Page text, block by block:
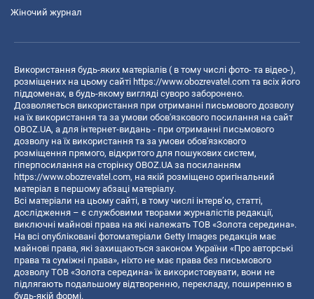
Жіночий журнал
Використання будь-яких матеріалів ( в тому числі фото- та відео-),
розміщених на цьому сайті https://www.obozrevatel.com та всіх його
піддоменах, в будь-якому вигляді суворо заборонено.
Дозволяється використання при отриманні письмового дозволу
на їх використання та за умови обов'язкового посилання на сайт
OBOZ.UA, а для інтернет-видань - при отриманні письмового
дозволу на їх використання та за умови обов'язкового
розміщення прямого, відкритого для пошукових систем,
гіперпосилання на сторінку OBOZ.UA за посиланням
https://www.obozrevatel.com, на якій розміщено оригінальний
матеріал в першому абзаці матеріалу.
Всі матеріали на цьому сайті, в тому числі інтерв’ю, статті,
дослідження – є службовими творами журналістів редакції,
виключні майнові права на які належать ТОВ «Золота середина».
На всі опубліковані фотоматеріали Getty Images редакція має
майнові права, які захищаються законом України «Про авторські
права та суміжні права», ніхто не має права без письмового
дозволу ТОВ «Золота середина» їх використовувати, вони не
підлягають подальшому відтворенню, перекладу, поширенню в
будь-якій формі.